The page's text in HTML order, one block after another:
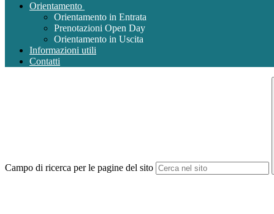
Orientamento
Orientamento in Entrata
Prenotazioni Open Day
Orientamento in Uscita
Informazioni utili
Contatti
Campo di ricerca per le pagine del sito